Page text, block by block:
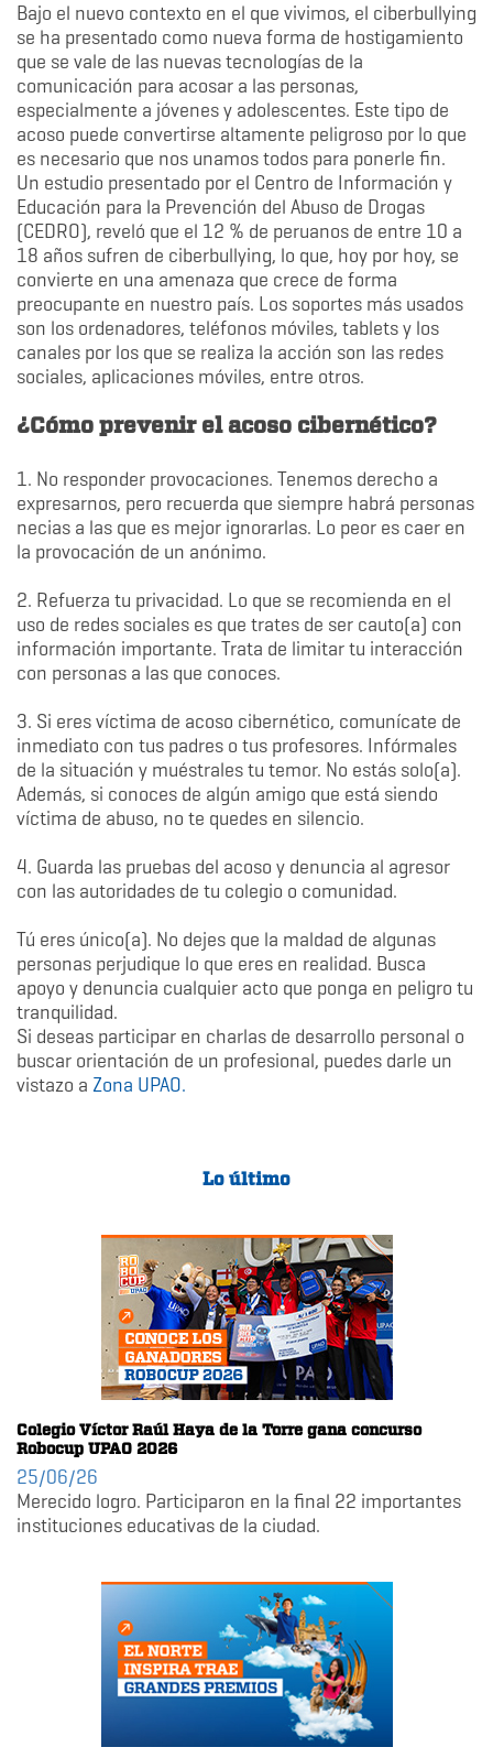
Bajo el nuevo contexto en el que vivimos, el ciberbullying
se ha presentado como nueva forma de hostigamiento
que se vale de las nuevas tecnologías de la
comunicación para acosar a las personas,
especialmente a jóvenes y adolescentes. Este tipo de
acoso puede convertirse altamente peligroso por lo que
es necesario que nos unamos todos para ponerle fin.
Un estudio presentado por el Centro de Información y
Educación para la Prevención del Abuso de Drogas
(CEDRO), reveló que el 12 % de peruanos de entre 10 a
18 años sufren de ciberbullying, lo que, hoy por hoy, se
convierte en una amenaza que crece de forma
preocupante en nuestro país. Los soportes más usados
son los ordenadores, teléfonos móviles, tablets y los
canales por los que se realiza la acción son las redes
sociales, aplicaciones móviles, entre otros.
¿Cómo prevenir el acoso cibernético?
1. No responder provocaciones. Tenemos derecho a
expresarnos, pero recuerda que siempre habrá personas
necias a las que es mejor ignorarlas. Lo peor es caer en
la provocación de un anónimo.
2. Refuerza tu privacidad. Lo que se recomienda en el
uso de redes sociales es que trates de ser cauto(a) con
información importante. Trata de limitar tu interacción
con personas a las que conoces.
3. Si eres víctima de acoso cibernético, comunícate de
inmediato con tus padres o tus profesores. Infórmales
de la situación y muéstrales tu temor. No estás solo(a).
Además, si conoces de algún amigo que está siendo
víctima de abuso, no te quedes en silencio.
4. Guarda las pruebas del acoso y denuncia al agresor
con las autoridades de tu colegio o comunidad.
Tú eres único(a). No dejes que la maldad de algunas
personas perjudique lo que eres en realidad. Busca
apoyo y denuncia cualquier acto que ponga en peligro tu
tranquilidad.
Si deseas participar en charlas de desarrollo personal o
buscar orientación de un profesional, puedes darle un
vistazo a Zona UPAO.
Lo último
Colegio Víctor Raúl Haya de la Torre gana concurso
Robocup UPAO 2026
25/06/26
Merecido logro. Participaron en la final 22 importantes
instituciones educativas de la ciudad.